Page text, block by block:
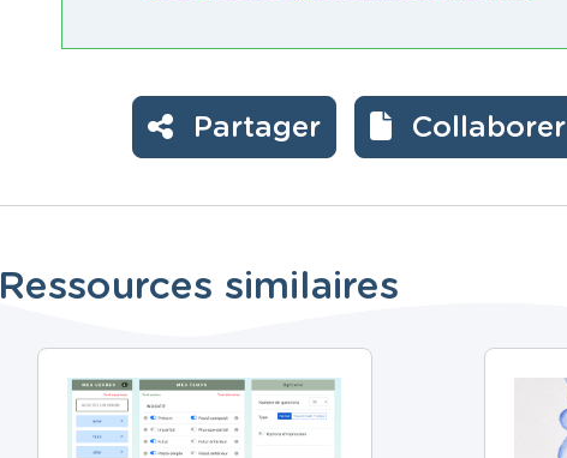
Partager Collaborer
Ressources similaires